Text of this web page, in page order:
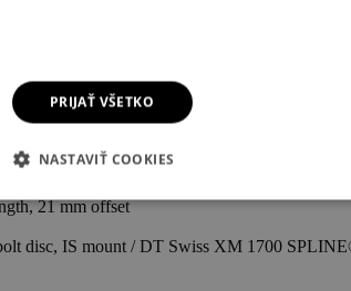
S, Kabolt X 110 Boost thru axle, 1.5" tapered
21 mm offset
disc, IS mount / DT Swiss XM 1700
PRIJAŤ VŠETKO
NASTAVIŤ COOKIES